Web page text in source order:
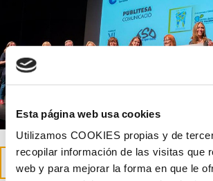
Esta página web usa cookies
Utilizamos COOKIES propias y de
recopilar información de las visitas que
web y para mejorar la forma en que le
23
maig